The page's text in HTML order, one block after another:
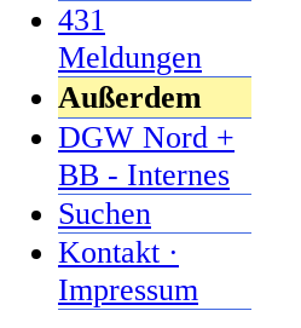
431
Meldungen
Außerdem
DGW Nord +
BB - Internes
Suchen
Kontakt ·
Impressum